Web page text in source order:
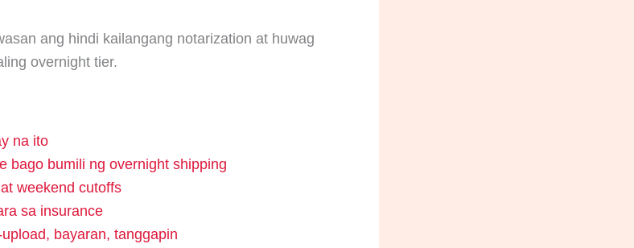
ang hindi kailangang notarization at huwag
overnight tier.
na ito
bago bumili ng overnight shipping
weekend cutoffs
sa insurance
bayaran, tanggapin